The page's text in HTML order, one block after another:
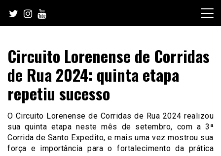
content
Circuito Lorenense de Corridas
de Rua 2024: quinta etapa
repetiu sucesso
O Circuito Lorenense de Corridas de Rua 2024 realizou
sua quinta etapa neste mês de setembro, com a 3ª
Corrida de Santo Expedito, e mais uma vez mostrou sua
força e importância para o fortalecimento da prática